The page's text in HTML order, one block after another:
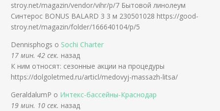
stroy.net/magazin/vendor/vihr/p/7 Бытовой линолеум
Синтерос BONUS BALARD 3 3 м 230501028 https://good-
stroy.net/magazin/folder/166640104/p/5
Dennisphogs о Sochi Charter
17 мин. 42 сек. назад
К ним относят: сезонные акции на процедуры
https://dolgoletmed.ru/articl/medovyj-massazh-litsa/
GeraldalumP о Интекс-бассейны-Краснодар
19 мин. 10 сек. назад